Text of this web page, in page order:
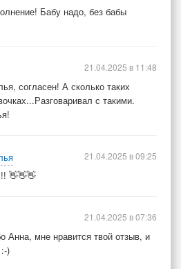
Бабу надо, без бабы
согласен! А сколько таких
с такими.
21.04.2025 в 11:48
👋👋👋
21.04.2025 в 09:25
Анна, мне нравится твой отзыв, и
)
21.04.2025 в 07:36